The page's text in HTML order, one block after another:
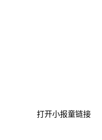
打开小报童链接